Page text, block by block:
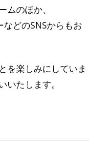
ムのほか、
どのSNSからもお
を楽しみにしていま
いたします。